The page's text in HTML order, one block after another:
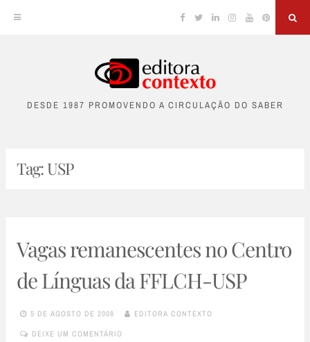
content
Facebook
TwitterLinkedinInstagram
YouTubePinterest
DESDE 1987 PROMOVENDO A CIRCULAÇÃO DO SABER
Tag:USP
Vagas remanescentes no Centro
de Línguas da FFLCH-USP
5 DE AGOSTO DE 2008 EDITORA CONTEXTO
DEIXE UM COMENTÁRIO